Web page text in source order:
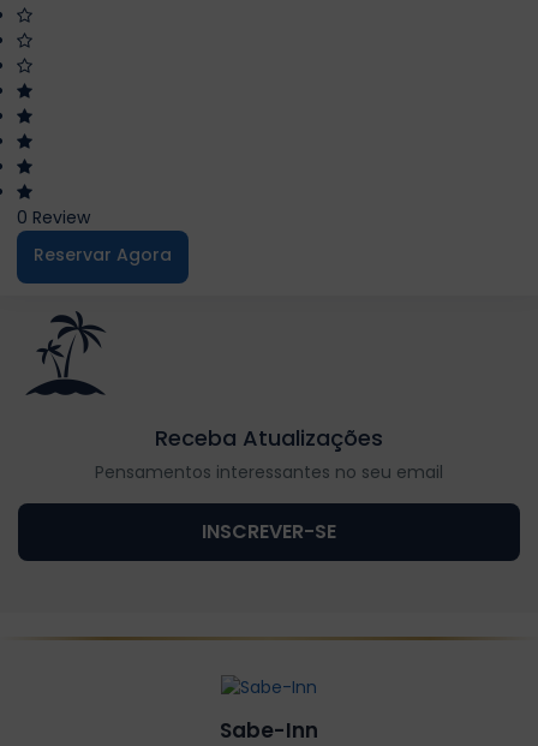
0 Review
Reservar Agora
Receba Atualizações
Pensamentos interessantes no seu email
INSCREVER-SE
Sabe-Inn